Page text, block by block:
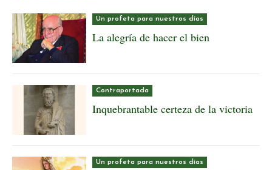
Un profeta para nuestros días
La alegría de hacer el bien
Contraportada
Inquebrantable certeza de la victoria
Un profeta para nuestros días